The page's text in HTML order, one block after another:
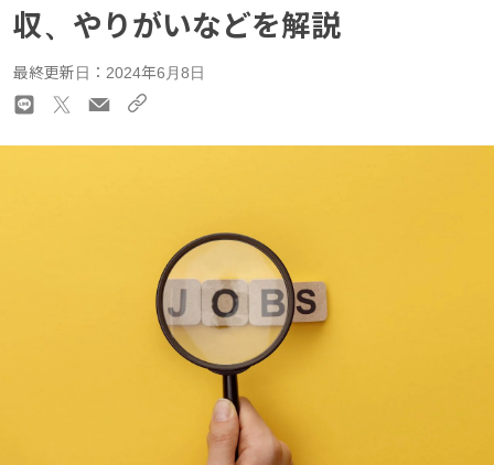
収、やりがいなどを解説
最終更新日：2024年6月8日